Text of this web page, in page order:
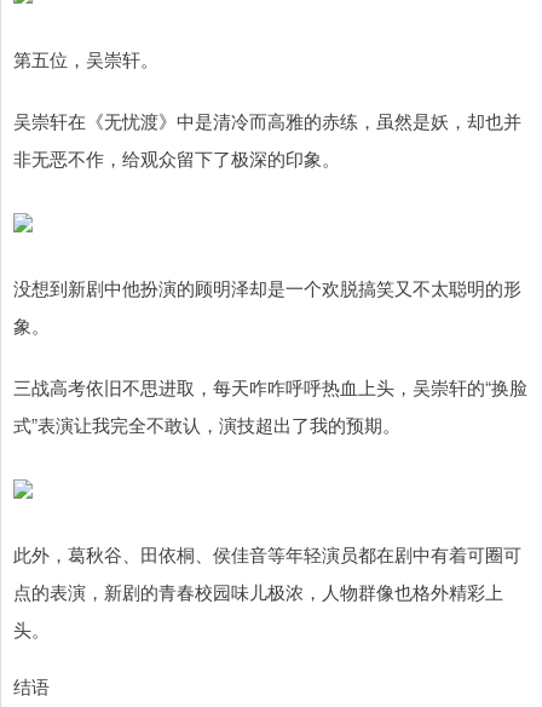
第五位，吴崇轩。
吴崇轩在《无忧渡》中是清冷而高雅的赤练，虽然是妖，却也并
非无恶不作，给观众留下了极深的印象。
没想到新剧中他扮演的顾明泽却是一个欢脱搞笑又不太聪明的形
象。
三战高考依旧不思进取，每天咋咋呼呼热血上头，吴崇轩的“换脸
式”表演让我完全不敢认，演技超出了我的预期。
此外，葛秋谷、田依桐、侯佳音等年轻演员都在剧中有着可圈可
点的表演，新剧的青春校园味儿极浓，人物群像也格外精彩上
头。
结语